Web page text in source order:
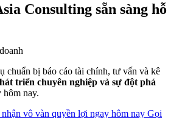
Consulting sẵn sàng hỗ
chuẩn bị báo cáo tài chính, tư vấn và kê
triển chuyên nghiệp và sự đột phá
hôm nay.
vô vàn quyền lợi ngay hôm nay Gọi